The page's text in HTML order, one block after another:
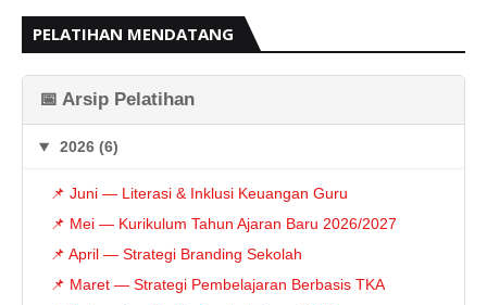
PELATIHAN MENDATANG
📅 Arsip Pelatihan
2026 (6)
📌 Juni — Literasi & Inklusi Keuangan Guru
📌 Mei — Kurikulum Tahun Ajaran Baru 2026/2027
📌 April — Strategi Branding Sekolah
📌 Maret — Strategi Pembelajaran Berbasis TKA